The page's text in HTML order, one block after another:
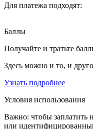
Для платежа подходят:
Баллы
Получайте и тратьте
Здесь можно и то, и
Узнать подробнее
Условия использования
Важно: чтобы заплатить
или